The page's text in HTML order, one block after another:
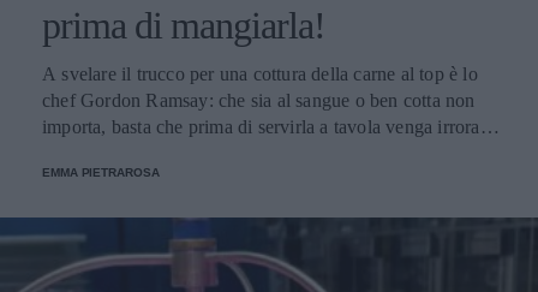
prima di mangiarla!
A svelare il trucco per una cottura della carne al top è lo
chef Gordon Ramsay: che sia al sangue o ben cotta non
importa, basta che prima di servirla a tavola venga irrorata
EMMA PIETRAROSA